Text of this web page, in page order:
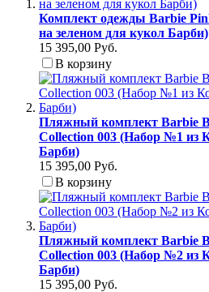
Комплект одежды Barbie
на зеленом для кукол Барби)
15 395,00 Руб.
В корзину
Пляжный комплект Barbie
Collection 003 (Набор №1 из
Барби)
15 395,00 Руб.
В корзину
Пляжный комплект Barbie
Collection 003 (Набор №2 из
Барби)
15 395,00 Руб.